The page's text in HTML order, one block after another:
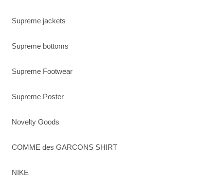
Supreme jackets
Supreme bottoms
Supreme Footwear
Supreme Poster
Novelty Goods
COMME des GARCONS SHIRT
NIKE